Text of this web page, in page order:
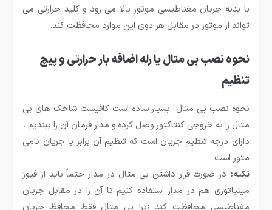
با بدنه جریان مغناطیسی موتور بالا می رود و کلید حرارتی می
تواند از موتور در مقابل هر دوی این موارد محافظت کند.
نحوه نصب بی متال یا رله اضافه بار حرارتی و پیچ
تنظیم
نحوه نصب بی متال بسیار ساده است کافیست شاخک های بی
متال را به خروجی کنتاکتور وصل کرده و مدار فرمان آن را ببندیم .
دارای درجه تنطیم جریان است که تنظیم آن برابر با جریان نامی
متور است
نکته: در صورت قرار داشتن بی متال در مدار حتماً باید از فیوز
مینیاتوری هم در مدار استفاده کنیم تا آن را در مقابل جریان
مغناطیسی محافظت کند زیرا بی متال فقط محافظ جریان